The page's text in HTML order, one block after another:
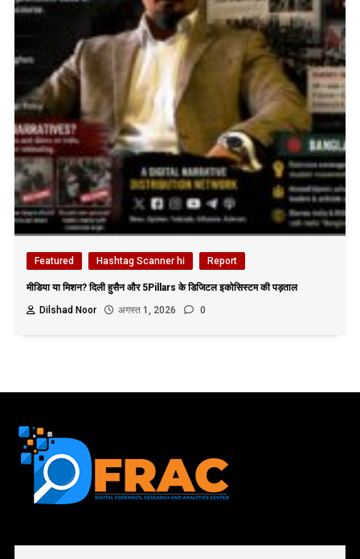
Featured Hashtag Scanner hi Report
मीडिया या मिशन? दिली हुसैन और 5Pillars के डिजिटल इकोसिस्टम की पड़ताल
Dilshad Noor
अगस्त 1, 2026 0